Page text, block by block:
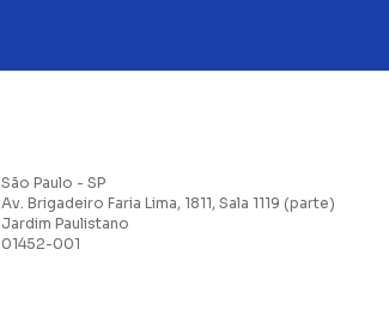
São Paulo - SP
Av. Brigadeiro Faria Lima, 1811, Sala 1119 (parte)
Jardim Paulistano
01452-001